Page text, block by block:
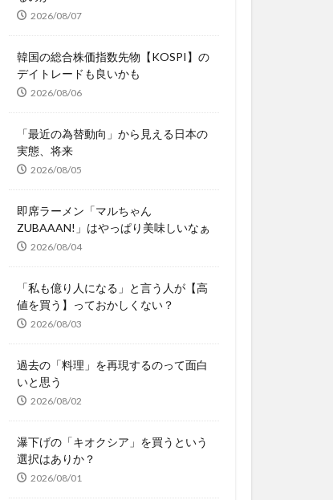
2026/08/07
韓国の総合株価指数先物【KOSPI】の
デイトレードも良いかも
2026/08/06
「最近の為替動向」から見える日本の
実態、将来
2026/08/05
即席ラーメン「マルちゃん
ZUBAAAN!」はやっぱり美味しいなぁ
2026/08/04
「私も億り人になる」と言う人が【高
値を買う】っておかしくない？
2026/08/03
過去の「料理」を再現するのって面白
いと思う
2026/08/02
瀑下げの「キオクシア」を買うという
選択はありか？
2026/08/01